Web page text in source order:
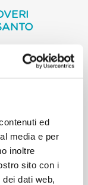
ed
media e per
inoltre
sito con i
dati web,
a don
Gesù nel
in nome
accogliere il